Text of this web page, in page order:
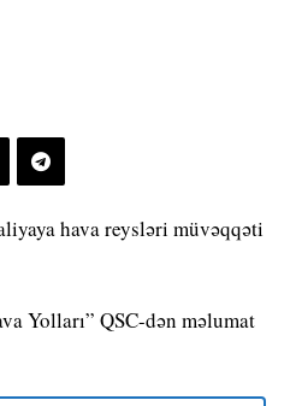
hava reysləri müvəqqəti
Yolları” QSC-dən məlumat